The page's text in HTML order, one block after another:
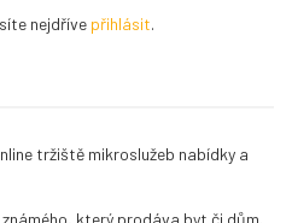
nejdříve přihlásit.
tržiště mikroslužeb nabídky a
známého, který prodáva byt či dům.